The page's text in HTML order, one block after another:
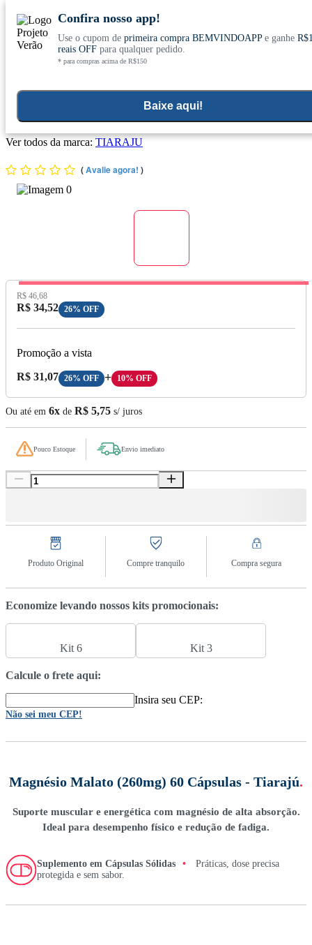
Conheça nosso site novo! E comemore com 0
Confira nosso app!
Use o cupom de primeira compra BEMVINDOAPPe ganhe
reais OFFpara qualquer pedido.
* para compras acima de R$150
Baixe aqui!
Magnésio Malato (260mg) 60 Cápsulas - Tiarajú
Ver todos da marca: TIARAJU
(Avalie agora! )
Preço Original:
R$ 46,68
Preço com Desconto:
R$ 34,52 26% OFF
Promoção a vista
Preço A Vista:
R$ 31,07 26% OFF + 10% OFF
Ou até em 6x de R$ 5,75 s/ juros
Pouco Estoque Envio imediato
Produto Original Compre tranquilo Compra segura
Economize levando nossos kits promocionais:
Kit 6 Kit 3
Calcule o frete aqui:
Insira seu CEP:
Não sei meu CEP!
Magnésio Malato (260mg) 60 Cápsulas - Tiarajú.
Suporte muscular e energética com magnésio de alta absorção.
Ideal para desempenho físico e redução de fadiga.
Suplemento em Cápsulas Sólidas •
Práticas, dose precisa
protegida e sem sabor.